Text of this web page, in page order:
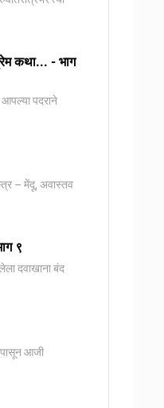
कथा... - भाग
आपल्या पदराने
– मेंदू, अवास्तव
९
दवाखाना बंद
आजी